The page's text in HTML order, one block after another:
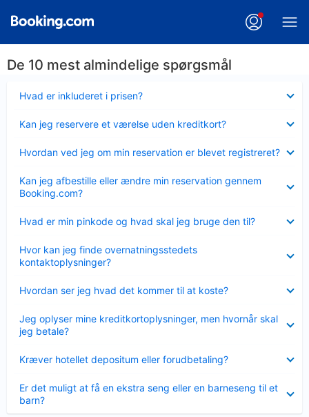
De 10 mest almindelige spørgsmål
Hvad er inkluderet i prisen?
Kan jeg reservere et værelse uden kreditkort?
Hvordan ved jeg om min reservation er blevet registreret?
Kan jeg afbestille eller ændre min reservation gennem
Booking.com?
Hvad er min pinkode og hvad skal jeg bruge den til?
Hvor kan jeg finde overnatningsstedets
kontaktoplysninger?
Hvordan ser jeg hvad det kommer til at koste?
Jeg oplyser mine kreditkortoplysninger, men hvornår skal
jeg betale?
Kræver hotellet depositum eller forudbetaling?
Er det muligt at få en ekstra seng eller en barneseng til et
barn?